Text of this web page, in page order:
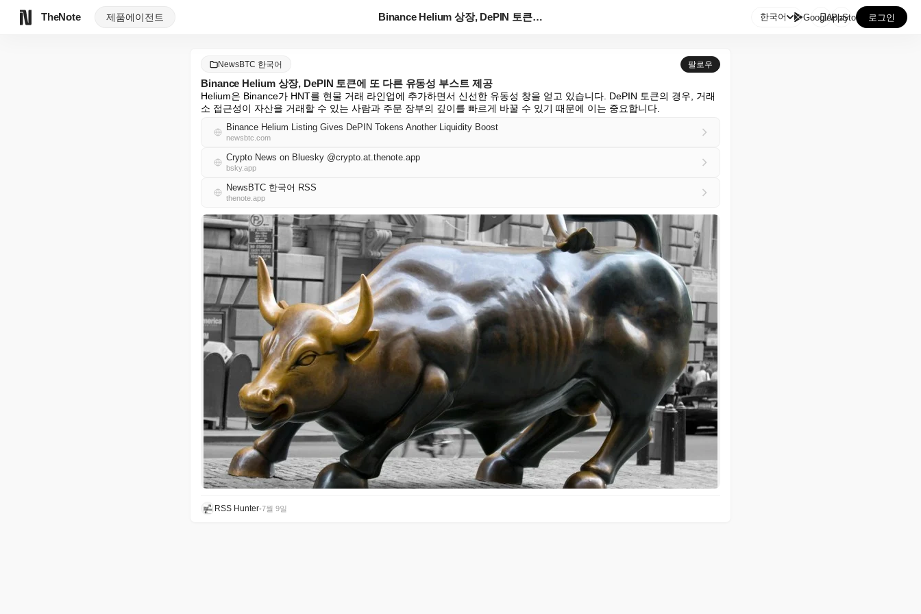
TheNote 제품에이전트 Binance Helium 상장, DePIN 토큰에 또... 한국어 GooglePlay
AppStore 로그인
NewsBTC 한국어 팔로우
Binance Helium 상장, DePIN 토큰에 또 다른 유동성 부스트 제공
Helium은 Binance가 HNT를 현물 거래 라인업에 추가하면서 신선한 유동성 창을 얻고 있습니다. DePIN 토큰의 경우, 거래
소 접근성이 자산을 거래할 수 있는 사람과 주문 장부의 깊이를 빠르게 바꿀 수 있기 때문에 이는 중요합니다.
Binance Helium Listing Gives DePIN Tokens Another Liquidity Boost
newsbtc.com
Crypto News on Bluesky @crypto.at.thenote.app
bsky.app
NewsBTC 한국어 RSS
thenote.app
RSS Hunter•7월 9일